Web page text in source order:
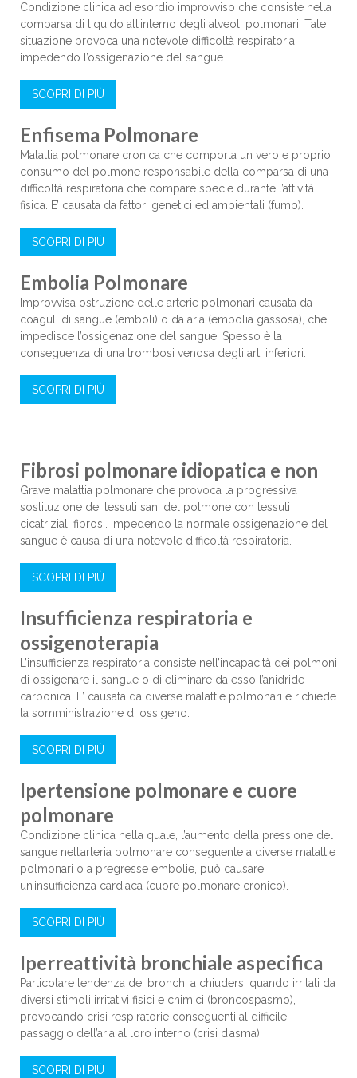
Condizione clinica ad esordio improvviso che consiste nella
comparsa di liquido all’interno degli alveoli polmonari. Tale
situazione provoca una notevole difficoltà respiratoria,
impedendo l’ossigenazione del sangue.
SCOPRI DI PIÙ
Enfisema Polmonare
Malattia polmonare cronica che comporta un vero e proprio
consumo del polmone responsabile della comparsa di una
difficoltà respiratoria che compare specie durante l’attività
fisica. E’ causata da fattori genetici ed ambientali (fumo).
SCOPRI DI PIÙ
Embolia Polmonare
Improvvisa ostruzione delle arterie polmonari causata da
coaguli di sangue (emboli) o da aria (embolia gassosa), che
impedisce l’ossigenazione del sangue. Spesso è la
conseguenza di una trombosi venosa degli arti inferiori.
SCOPRI DI PIÙ
Fibrosi polmonare idiopatica e non
Grave malattia polmonare che provoca la progressiva
sostituzione dei tessuti sani del polmone con tessuti
cicatriziali fibrosi. Impedendo la normale ossigenazione del
sangue è causa di una notevole difficoltà respiratoria.
SCOPRI DI PIÙ
Insufficienza respiratoria e
ossigenoterapia
L’insufficienza respiratoria consiste nell’incapacità dei polmoni
di ossigenare il sangue o di eliminare da esso l’anidride
carbonica. E’ causata da diverse malattie polmonari e richiede
la somministrazione di ossigeno.
SCOPRI DI PIÙ
Ipertensione polmonare e cuore
polmonare
Condizione clinica nella quale, l’aumento della pressione del
sangue nell’arteria polmonare conseguente a diverse malattie
polmonari o a pregresse embolie, può causare
un’insufficienza cardiaca (cuore polmonare cronico).
SCOPRI DI PIÙ
Iperreattività bronchiale aspecifica
Particolare tendenza dei bronchi a chiudersi quando irritati da
diversi stimoli irritativi fisici e chimici (broncospasmo),
provocando crisi respiratorie conseguenti al difficile
passaggio dell’aria al loro interno (crisi d’asma).
SCOPRI DI PIÙ